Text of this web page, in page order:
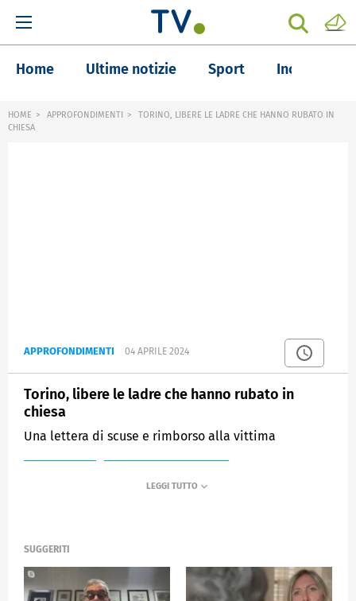
Home Ultime notizie Sport Inchieste
HOME APPROFONDIMENTI
TORINO, LIBERE LE LADRE CHE HANNO RUBATO IN
CHIESA
APPROFONDIMENTI 04 APRILE 2024
Torino, libere le ladre che hanno rubato in
chiesa
Una lettera di scuse e rimborso alla vittima
SUGGERITI